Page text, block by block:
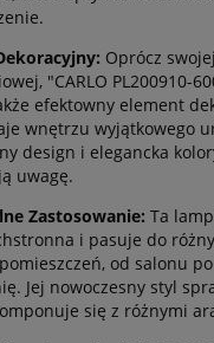
Oprócz
"CARLO PL200910-
efektowny element
wnętrzu wyjątkowego
design i elegancka
uwagę.
Zastosowanie: Ta
i pasuje do
od salonu
Jej nowoczesny styl
się z różnymi